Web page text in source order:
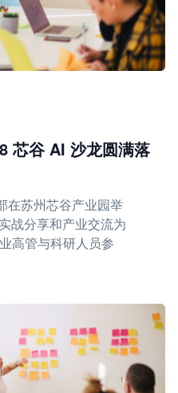
芯谷 AI 沙龙圆满落
在苏州芯谷产业园举
战分享和产业交流为
高管与科研人员参